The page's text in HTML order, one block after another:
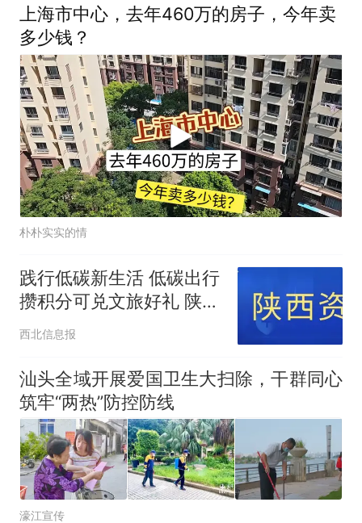
上海市中心，去年460万的房子，今年卖
多少钱？
朴朴实实的情
践行低碳新生活 低碳出行
攒积分可兑文旅好礼 陕西
“碳惠三秦”碳普惠平台全
西北信息报
汕头全域开展爱国卫生大扫除，干群同心
筑牢“两热”防控防线
濠江宣传